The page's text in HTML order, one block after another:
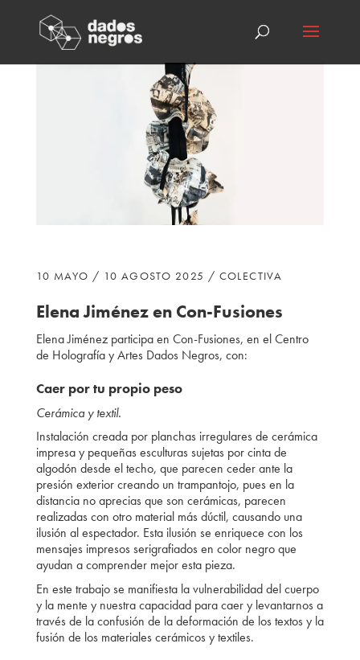
10 MAYO / 10 AGOSTO 2025 / COLECTIVA
Elena Jiménez en Con-Fusiones
Elena Jiménez participa en Con-Fusiones, en el Centro
de Holografía y Artes Dados Negros, con:
Caer por tu propio peso
Cerámica y textil.
Instalación creada por planchas irregulares de cerámica
impresa y pequeñas esculturas sujetas por cinta de
algodón desde el techo, que parecen ceder ante la
presión exterior creando un trampantojo, pues en la
distancia no aprecias que son cerámicas, parecen
realizadas con otro material más dúctil, causando una
ilusión al espectador. Esta ilusión se enriquece con los
mensajes impresos serigrafiados en color negro que
ayudan a comprender mejor esta pieza.
En este trabajo se manifiesta la vulnerabilidad del cuerpo
y la mente y nuestra capacidad para caer y levantarnos a
través de la confusión de la deformación de los textos y la
fusión de los materiales cerámicos y textiles.